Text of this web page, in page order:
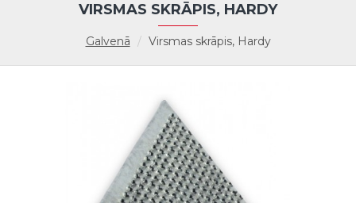
Galvenā Virsmas skrāpis, Hardy
VIRSMAS SKRĀPIS, HARDY